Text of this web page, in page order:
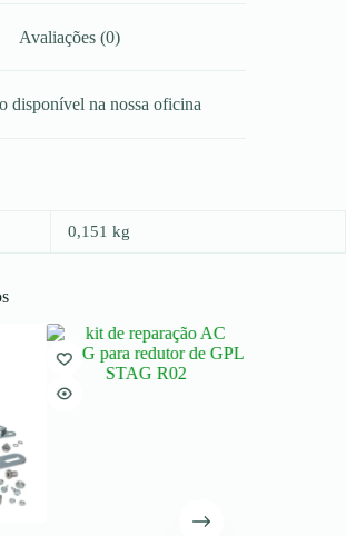
Avaliações (0)
disponível na nossa oficina
0,151 kg